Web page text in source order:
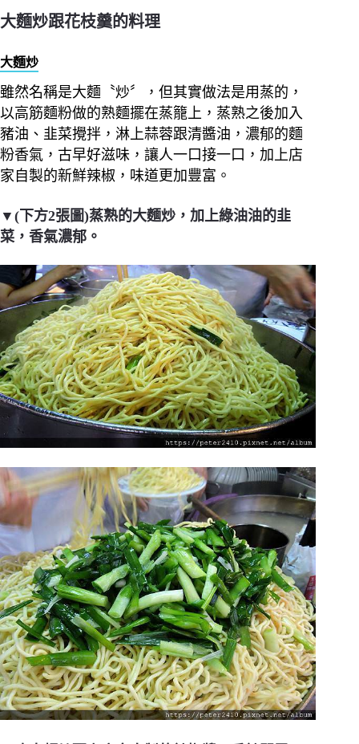
大麵炒跟花枝羹的料理
大麵炒
雖然名稱是大麵〝炒〞，但其實做法是用蒸的，
以高筋麵粉做的熟麵擺在蒸籠上，蒸熟之後加入
豬油、韭菜攪拌，淋上蒜蓉跟清醬油，濃郁的麵
粉香氣，古早好滋味，讓人一口接一口，加上店
家自製的新鮮辣椒，味道更加豐富。
▼(下方2張圖)蒸熟的大麵炒，加上綠油油的韭
菜，香氣濃郁。